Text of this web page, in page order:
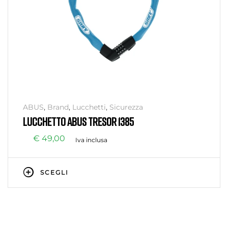
ABUS, Brand, Lucchetti, Sicurezza
LUCCHETTO ABUS TRESOR 1385
€ 49,00 Iva inclusa
SCEGLI